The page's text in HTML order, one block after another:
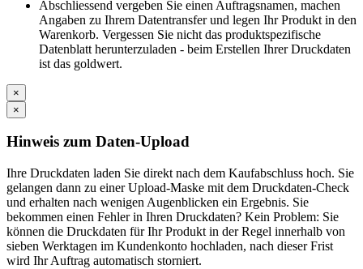
Abschliessend vergeben Sie einen Auftragsnamen, machen
Angaben zu Ihrem Datentransfer und legen Ihr Produkt in den
Warenkorb. Vergessen Sie nicht das produktspezifische
Datenblatt herunterzuladen - beim Erstellen Ihrer Druckdaten
ist das goldwert.
×
×
Hinweis zum Daten-Upload
Ihre Druckdaten laden Sie direkt nach dem Kaufabschluss hoch. Sie
gelangen dann zu einer Upload-Maske mit dem Druckdaten-Check
und erhalten nach wenigen Augenblicken ein Ergebnis. Sie
bekommen einen Fehler in Ihren Druckdaten? Kein Problem: Sie
können die Druckdaten für Ihr Produkt in der Regel innerhalb von
sieben Werktagen im Kundenkonto hochladen, nach dieser Frist
wird Ihr Auftrag automatisch storniert.